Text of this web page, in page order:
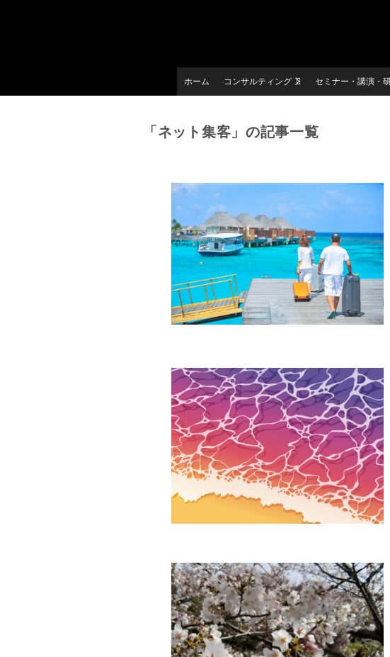
ホーム コンサルティング セミナー・講演・
「ネット集客」の記事一覧